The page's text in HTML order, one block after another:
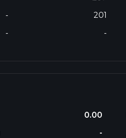
- 201
- -
0.00
-